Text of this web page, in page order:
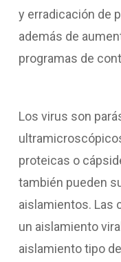
y erradicación de
además de
programas de
Los virus son
proteicas o
también pueden
aislamientos. Las
un aislamiento
aislamiento tipo